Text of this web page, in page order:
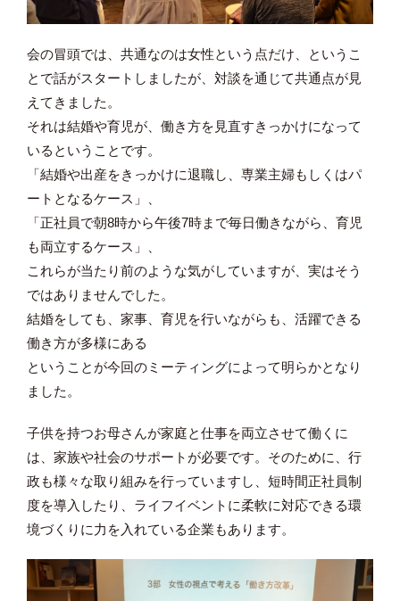
会の冒頭では、共通なのは女性という点だけ、というこ
とで話がスタートしましたが、対談を通じて共通点が見
えてきました。
それは結婚や育児が、働き方を見直すきっかけになって
いるということです。
「結婚や出産をきっかけに退職し、専業主婦もしくはパ
ートとなるケース」、
「正社員で朝8時から午後7時まで毎日働きながら、育児
も両立するケース」、
これらが当たり前のような気がしていますが、実はそう
ではありませんでした。
結婚をしても、家事、育児を行いながらも、活躍できる
働き方が多様にある
ということが今回のミーティングによって明らかとなり
ました。
子供を持つお母さんが家庭と仕事を両立させて働くに
は、家族や社会のサポートが必要です。そのために、行
政も様々な取り組みを行っていますし、短時間正社員制
度を導入したり、ライフイベントに柔軟に対応できる環
境づくりに力を入れている企業もあります。